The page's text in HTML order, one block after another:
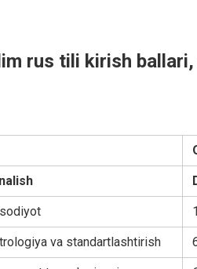
rus tili kirish
va standartlashtirish